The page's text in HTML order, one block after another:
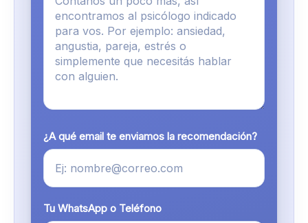
¿A qué email te enviamos la recomendación?
Tu WhatsApp o Teléfono